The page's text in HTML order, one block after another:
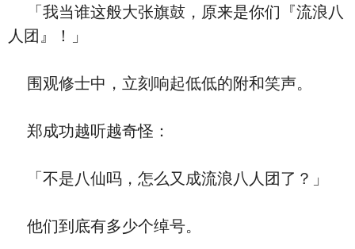
「我当谁这般大张旗鼓，原来是你们『流浪八
人团』！」
围观修士中，立刻响起低低的附和笑声。
郑成功越听越奇怪：
「不是八仙吗，怎么又成流浪八人团了？」
他们到底有多少个绰号。